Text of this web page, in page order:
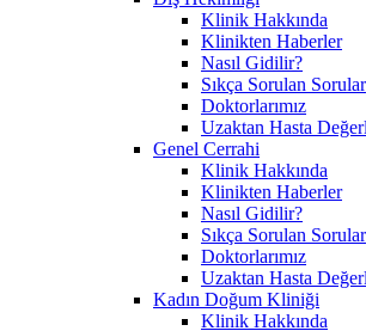
Klinik Hakkında
Klinikten Haberler
Nasıl Gidilir?
Sıkça Sorulan Sorular
Doktorlarımız
Uzaktan Hasta
Genel Cerrahi
Klinik Hakkında
Klinikten Haberler
Nasıl Gidilir?
Sıkça Sorulan Sorular
Doktorlarımız
Uzaktan Hasta
Kadın Doğum Kliniği
Klinik Hakkında